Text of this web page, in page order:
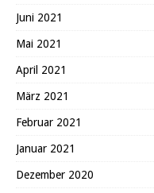
Juni 2021
Mai 2021
April 2021
März 2021
Februar 2021
Januar 2021
Dezember 2020